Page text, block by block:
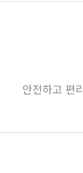
안전하고 편